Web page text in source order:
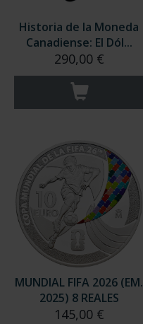
Historia de la Moneda
Canadiense: El Dól...
290,00 €
MUNDIAL FIFA 2026 (EM.
2025) 8 REALES
145,00 €